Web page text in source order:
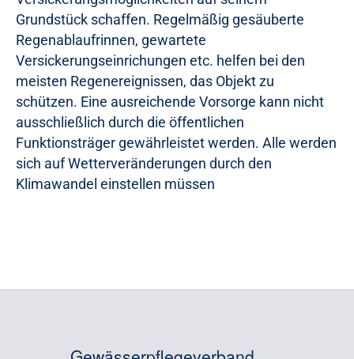
Grundstück schaffen. Regelmäßig gesäuberte
Regenablaufrinnen, gewartete
Versickerungseinrichungen etc. helfen bei den
meisten Regenereignissen, das Objekt zu
schützen. Eine ausreichende Vorsorge kann nicht
ausschließlich durch die öffentlichen
Funktionsträger gewährleistet werden. Alle werden
sich auf Wetterveränderungen durch den
Klimawandel einstellen müssen